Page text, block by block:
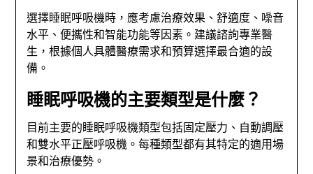
選擇睡眠呼吸機時，應考慮治療效果、舒適度、噪音
水平、便攜性和智能功能等因素。建議諮詢專業醫
生，根據個人具體醫療需求和預算選擇最合適的設
備。
睡眠呼吸機的主要類型是什麼？
目前主要的睡眠呼吸機類型包括固定壓力、自動調壓
和雙水平正壓呼吸機。每種類型都有其特定的適用場
景和治療優勢。